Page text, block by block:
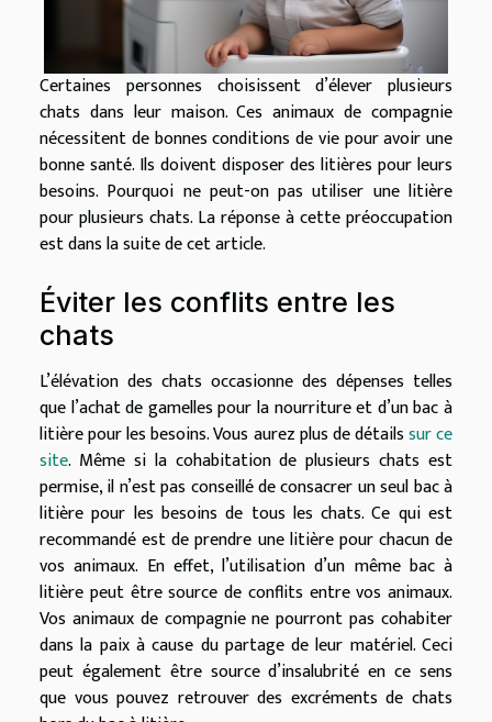
Certaines personnes choisissent d’élever plusieurs
chats dans leur maison. Ces animaux de compagnie
nécessitent de bonnes conditions de vie pour avoir une
bonne santé. Ils doivent disposer des litières pour leurs
besoins. Pourquoi ne peut-on pas utiliser une litière
pour plusieurs chats. La réponse à cette préoccupation
est dans la suite de cet article.
Éviter les conflits entre les
chats
L’élévation des chats occasionne des dépenses telles
que l’achat de gamelles pour la nourriture et d’un bac à
litière pour les besoins. Vous aurez plus de détailssur ce
site. Même si la cohabitation de plusieurs chats est
permise, il n’est pas conseillé de consacrer un seul bac à
litière pour les besoins de tous les chats. Ce qui est
recommandé est de prendre une litière pour chacun de
vos animaux. En effet, l’utilisation d’un même bac à
litière peut être source de conflits entre vos animaux.
Vos animaux de compagnie ne pourront pas cohabiter
dans la paix à cause du partage de leur matériel. Ceci
peut également être source d’insalubrité en ce sens
que vous pouvez retrouver des excréments de chats